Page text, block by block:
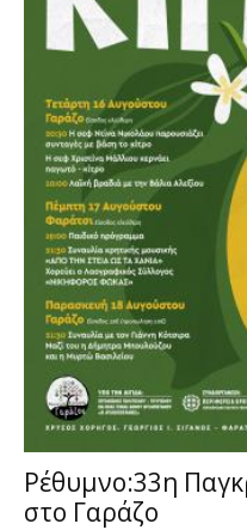
Ρέθυμνο:33η
στο Γαράζο